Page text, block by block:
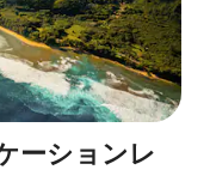
ーションレ